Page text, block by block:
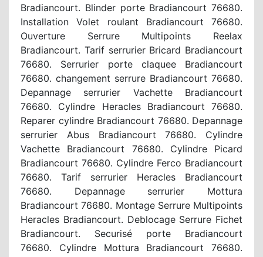
Bradiancourt. Blinder porte Bradiancourt 76680.
Installation Volet roulant Bradiancourt 76680.
Ouverture Serrure Multipoints Reelax
Bradiancourt. Tarif serrurier Bricard Bradiancourt
76680. Serrurier porte claquee Bradiancourt
76680. changement serrure Bradiancourt 76680.
Depannage serrurier Vachette Bradiancourt
76680. Cylindre Heracles Bradiancourt 76680.
Reparer cylindre Bradiancourt 76680. Depannage
serrurier Abus Bradiancourt 76680. Cylindre
Vachette Bradiancourt 76680. Cylindre Picard
Bradiancourt 76680. Cylindre Ferco Bradiancourt
76680. Tarif serrurier Heracles Bradiancourt
76680. Depannage serrurier Mottura
Bradiancourt 76680. Montage Serrure Multipoints
Heracles Bradiancourt. Deblocage Serrure Fichet
Bradiancourt. Securisé porte Bradiancourt
76680. Cylindre Mottura Bradiancourt 76680.